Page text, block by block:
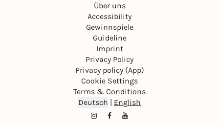
Über uns
Accessibility
Gewinnspiele
Guideline
Imprint
Privacy Policy
Privacy policy (App)
Cookie Settings
Terms & Conditions
Deutsch | English